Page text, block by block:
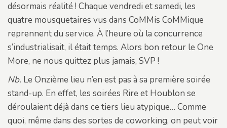
désormais réalité ! Chaque vendredi et samedi, les
quatre mousquetaires vus dans CoMMis CoMMique
reprennent du service. À l’heure où la concurrence
s’industrialisait, il était temps. Alors bon retour le One
More, ne nous quittez plus jamais, SVP !
Nb. Le Onzième lieu n’en est pas à sa première soirée
stand-up. En effet, les soirées Rire et Houblon se
déroulaient déjà dans ce tiers lieu atypique… Comme
quoi, même dans des sortes de coworking, on peut voir